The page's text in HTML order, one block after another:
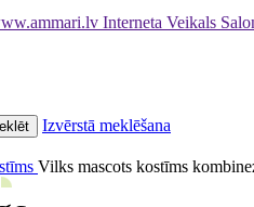
Interneta Veikals
Izvērstā meklēšana
Vilks mascots kostīms